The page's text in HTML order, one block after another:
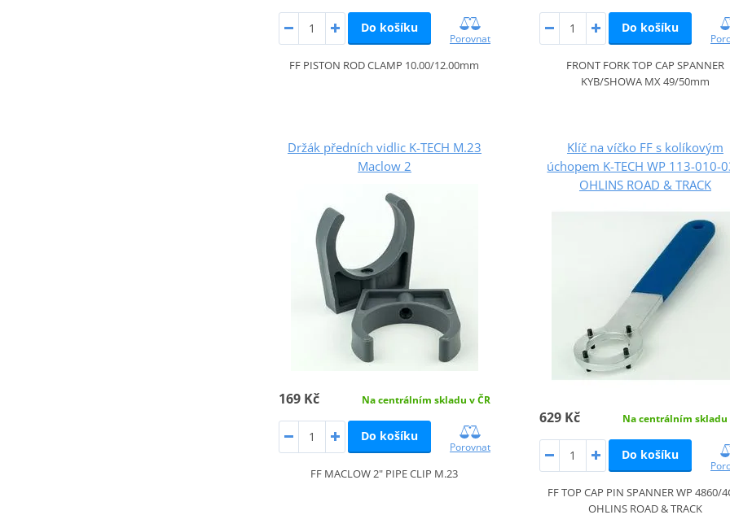
Do košíku
Porovnat
FF PISTON ROD CLAMP 10.00/12.00mm
Do košíku
FRONT FORK TOP CAP SPANNER
KYB/SHOWA MX 49/50mm
Držák předních vidlic K-TECH M.23
Maclow 2
169 Kč Na centrálním skladu v ČR
Do košíku
Porovnat
FF MACLOW 2" PIPE CLIP M.23
Klíč na víčko FF s kolíkovým
úchopem K-TECH WP 113-010-
OHLINS ROAD & TRACK
629 Kč Na centrálním skladu
Do košíku
FF TOP CAP PIN SPANNER WP 4860/
OHLINS ROAD & TRACK